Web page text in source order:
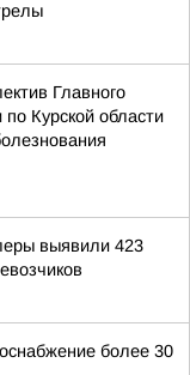
Главного
Курской области
выявили 423
более 30